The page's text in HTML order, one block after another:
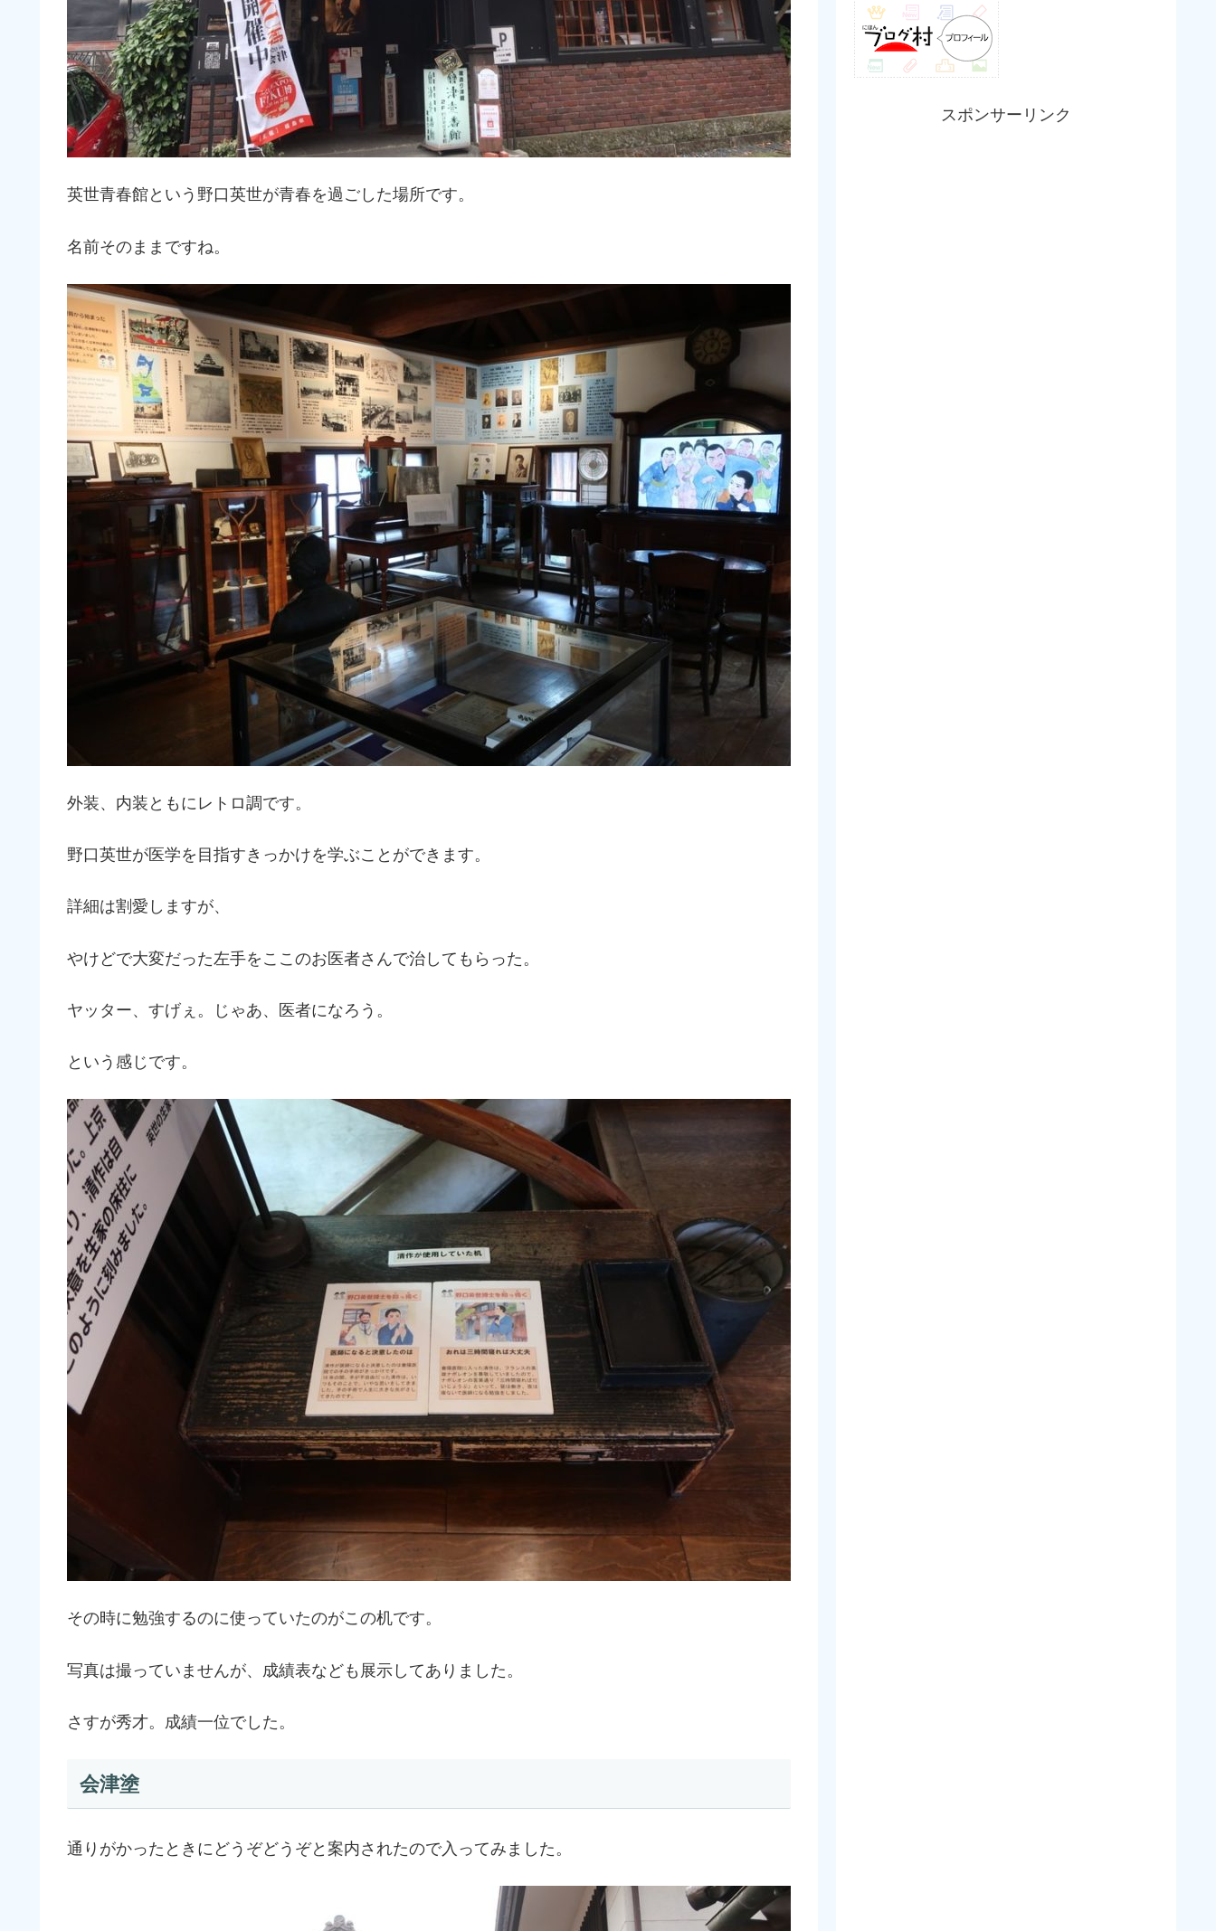
英世青春館という野口英世が青春を過ごした場所です。
名前そのままですね。
外装、内装ともにレトロ調です。
野口英世が医学を目指すきっかけを学ぶことができます。
詳細は割愛しますが、
やけどで大変だった左手をここのお医者さんで治してもらった。
ヤッター、すげぇ。じゃあ、医者になろう。
という感じです。
その時に勉強するのに使っていたのがこの机です。
写真は撮っていませんが、成績表なども展示してありました。
さすが秀才。成績一位でした。
会津塗
通りがかったときにどうぞどうぞと案内されたので入ってみました。
スポンサーリンク